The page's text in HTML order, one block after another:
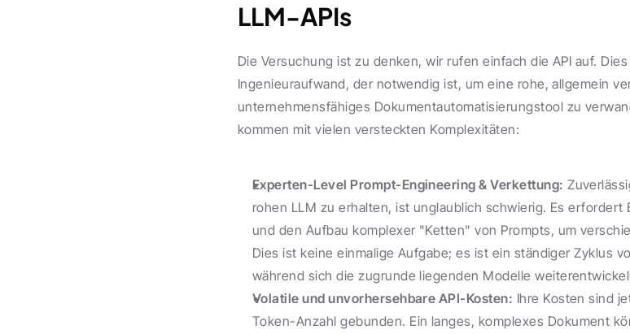
LLM-APIs
Die Versuchung ist zu denken, wir rufen einfach die API auf.
Ingenieuraufwand, der notwendig ist, um eine rohe, allgemein
unternehmensfähiges Dokumentautomatisierungstool zu
kommen mit vielen versteckten Komplexitäten:
Experten-Level Prompt-Engineering & Verkettung:
rohen LLM zu erhalten, ist unglaublich schwierig. Es
und den Aufbau komplexer "Ketten" von Prompts, um
Dies ist keine einmalige Aufgabe; es ist ein ständiger Zyklus
während sich die zugrunde liegenden Modelle
Volatile und unvorhersehbare API-Kosten: Ihre Kosten sind
Token-Anzahl gebunden. Ein langes, komplexes Dokument